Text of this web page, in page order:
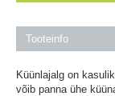
Tooteinfo
Küünlajalg on
võib panna ühe